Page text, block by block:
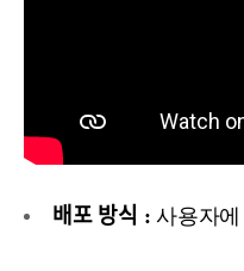
배포 방식 : 사용자